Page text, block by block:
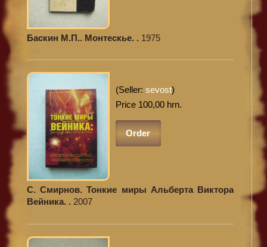
Баскин М.П.. Монтескье. . 1975
(Seller: sevost)
Price 100,00 hrn.
Order
С. Смирнов. Тонкие миры Альберта Виктора
Вейника. . 2007